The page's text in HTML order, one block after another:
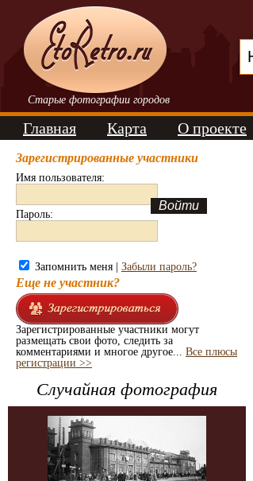
Старые фотографии городов
Главная Карта О проекте
Зарегистрированные участники
Имя пользователя:
Пароль:
Запомнить меня | Забыли пароль?
Еще не участник?
Зарегистрированные участники могут
размещать свои фото, следить за
комментариями и многое другое... Все плюсы
регистрации >>
Случайная фотография